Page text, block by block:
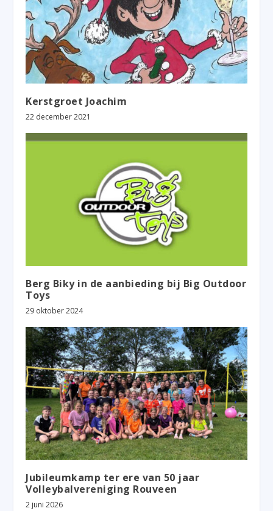
Kerstgroet Joachim
22 december 2021
Berg Biky in de aanbieding bij Big Outdoor
Toys
29 oktober 2024
Jubileumkamp ter ere van 50 jaar
Volleybalvereniging Rouveen
2 juni 2026